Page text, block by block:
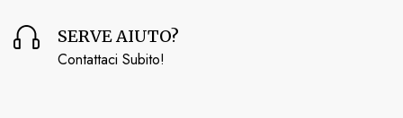
SERVE AIUTO?
Contattaci Subito!